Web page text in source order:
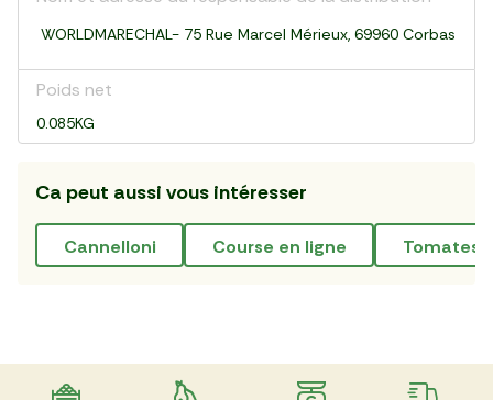
WORLDMARECHAL- 75 Rue Marcel Mérieux, 69960 Corbas
Poids net
0.085KG
Ca peut aussi vous intéresser
cannelloni course en ligne tomates